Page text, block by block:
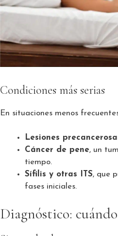
Condiciones más serias
En situaciones menos
Lesiones
Cáncer de pene, un
tiempo.
Sífilis y otras ITS, que
fases iniciales.
Diagnóstico: